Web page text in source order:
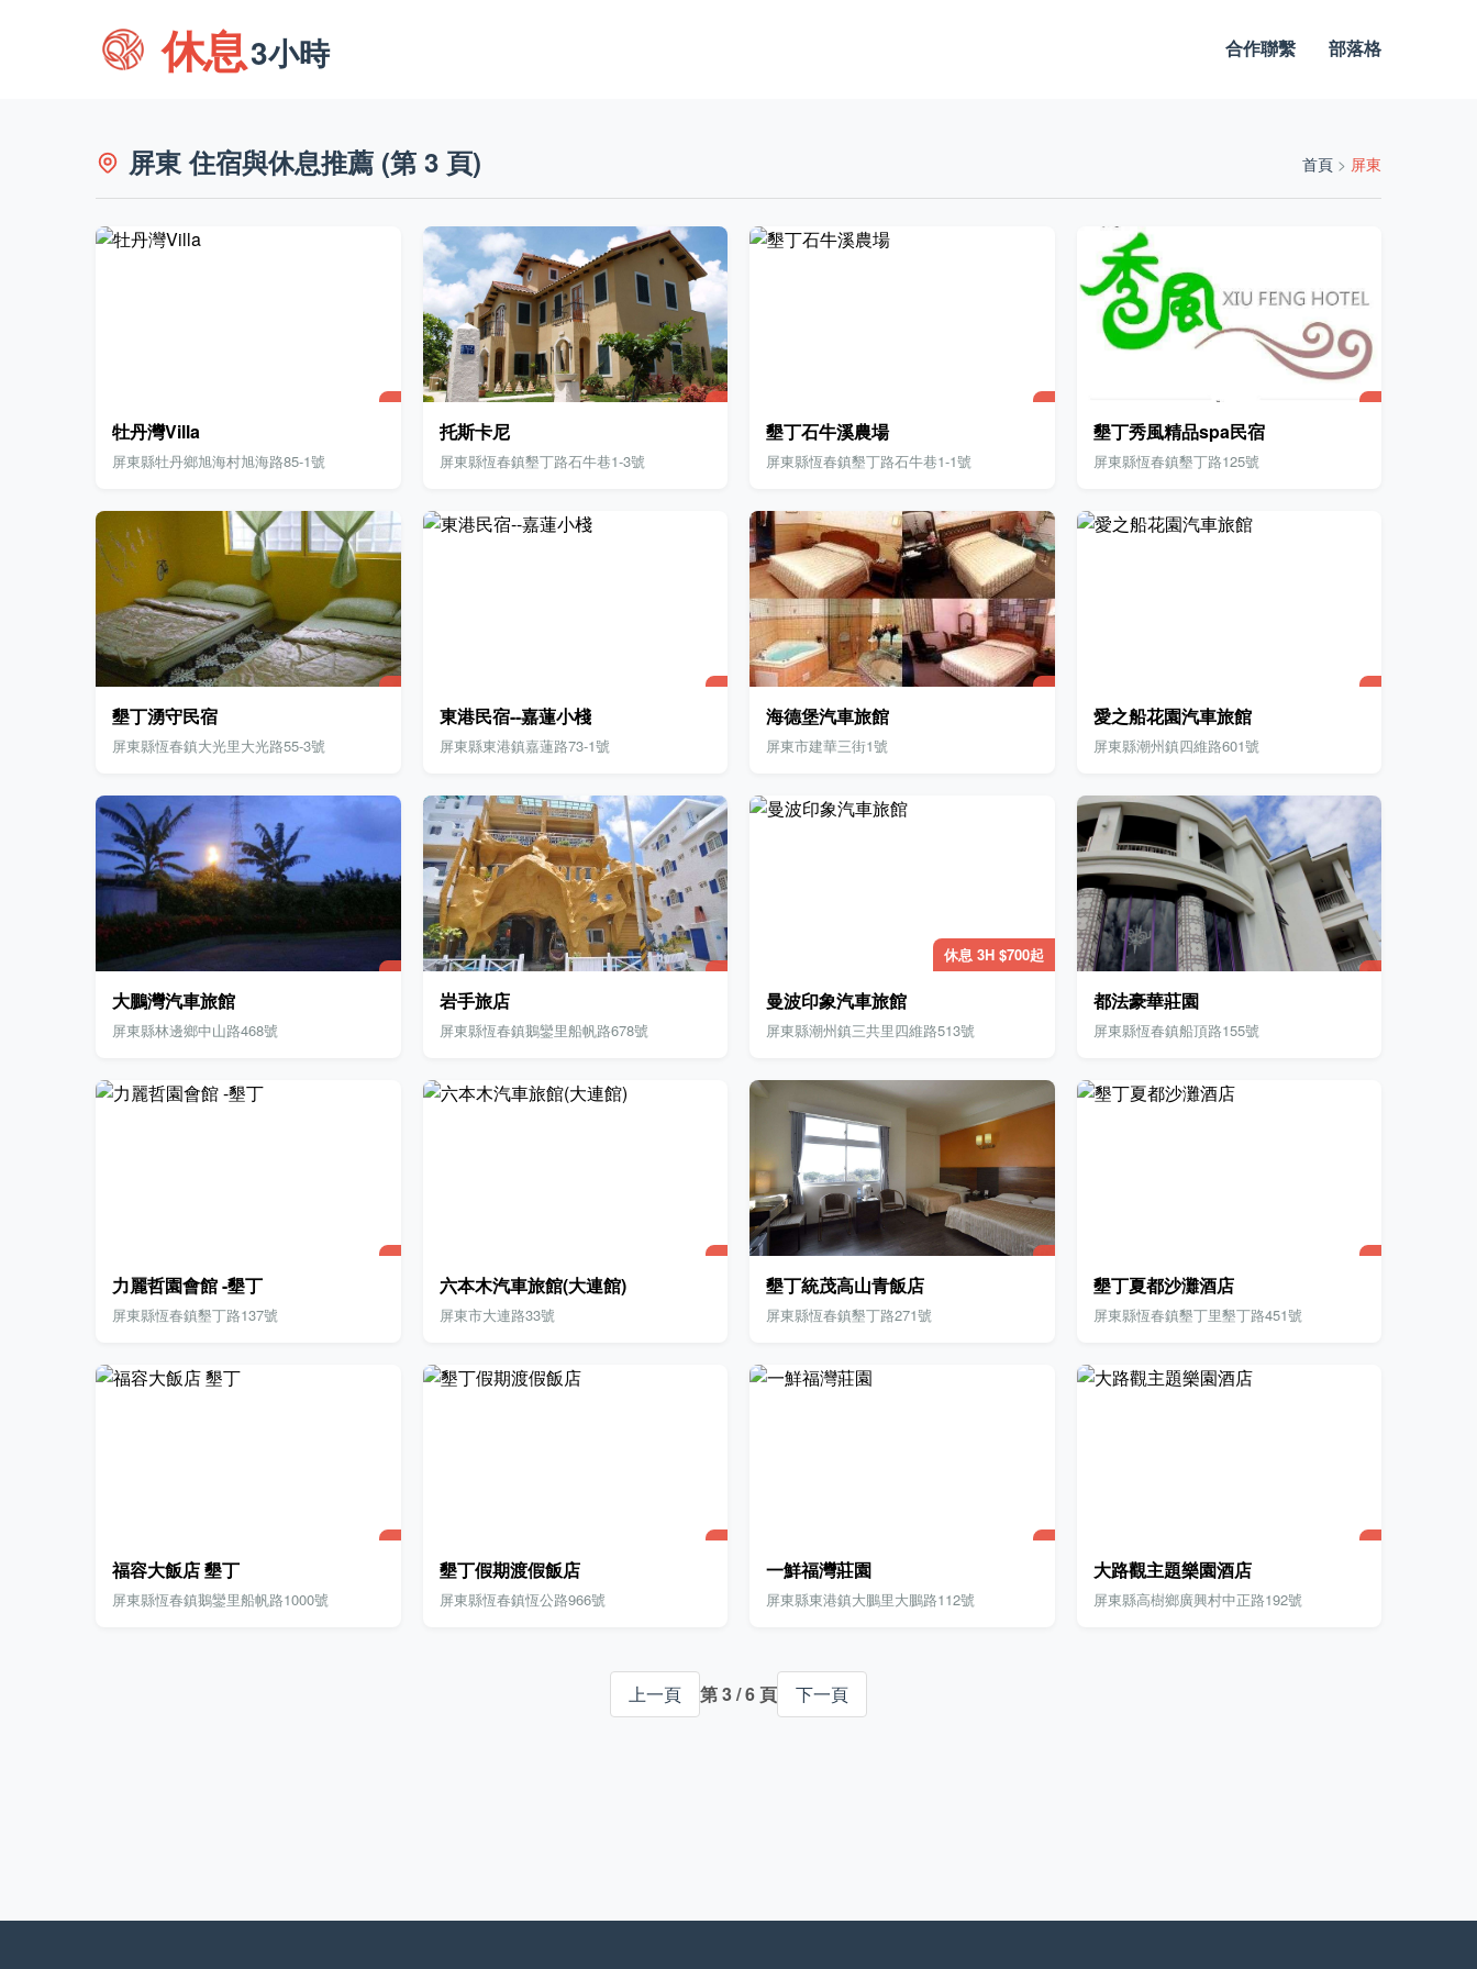
休息3小時 合作聯繫 部落格
屏東 住宿與休息推薦 (第 3 頁) 首頁 > 屏東
牡丹灣Villa
屏東縣牡丹鄉旭海村旭海路85-1號
托斯卡尼
屏東縣恆春鎮墾丁路石牛巷1-3號
墾丁石牛溪農場
屏東縣恆春鎮墾丁路石牛巷1-1號
墾丁秀風精品spa民宿
屏東縣恆春鎮墾丁路125號
墾丁湧守民宿
屏東縣恆春鎮大光里大光路55-3號
東港民宿--嘉蓮小棧
屏東縣東港鎮嘉蓮路73-1號
海德堡汽車旅館
屏東市建華三街1號
愛之船花園汽車旅館
屏東縣潮州鎮四維路601號
大鵬灣汽車旅館
屏東縣林邊鄉中山路468號
岩手旅店
屏東縣恆春鎮鵝鑾里船帆路678號
休息 3H $700起
曼波印象汽車旅館
屏東縣潮州鎮三共里四維路513號
都法豪華莊園
屏東縣恆春鎮船頂路155號
力麗哲園會館 -墾丁
屏東縣恆春鎮墾丁路137號
六本木汽車旅館(大連館)
屏東市大連路33號
墾丁統茂高山青飯店
屏東縣恆春鎮墾丁路271號
墾丁夏都沙灘酒店
屏東縣恆春鎮墾丁里墾丁路451號
福容大飯店 墾丁
屏東縣恆春鎮鵝鑾里船帆路1000號
墾丁假期渡假飯店
屏東縣恆春鎮恆公路966號
一鮮福灣莊園
屏東縣東港鎮大鵬里大鵬路112號
大路觀主題樂園酒店
屏東縣高樹鄉廣興村中正路192號
上一頁 第 3 / 6 頁 下一頁